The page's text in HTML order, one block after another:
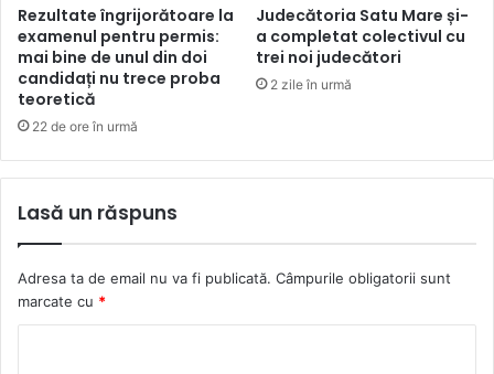
Rezultate îngrijorătoare la
examenul pentru permis:
mai bine de unul din doi
candidați nu trece proba
teoretică
22 de ore în urmă
Judecătoria Satu Mare și-
a completat colectivul cu
trei noi judecători
2 zile în urmă
Lasă un răspuns
Adresa ta de email nu va fi publicată. Câmpurile obligatorii sunt
marcate cu *